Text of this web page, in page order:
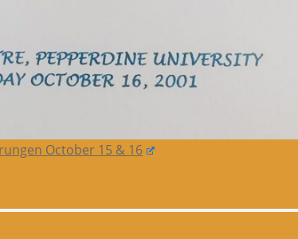
October 15 & 16